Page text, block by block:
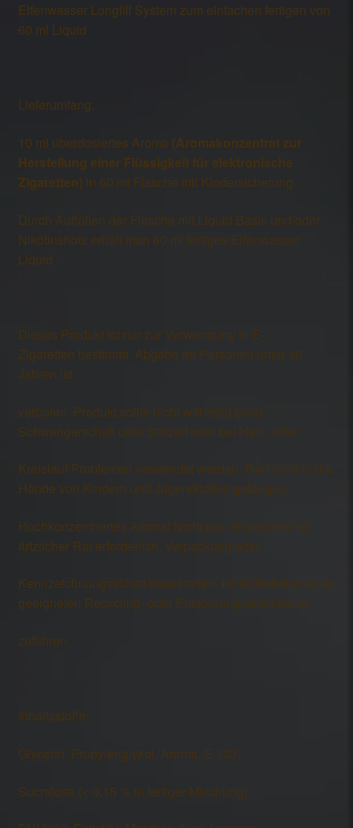
Elfenwasser Longfill System zum einfachen fertigen von
60 ml Liquid
Lieferumfang:
10 ml überdosiertes Aroma (Aromakonzentrat zur
Herstellung einer Flüssigkeit für elektronische
Zigaretten) in 60 ml Flasche mit Kindersicherung.
Durch Auffüllen der Flasche mit Liquid Basis und/oder
Nikotinshots erhält man 60 ml fertiges Elfenwasser
Liquid .
Dieses Produkt ist nur zur Verwendung in E-
Zigaretten bestimmt. Abgabe an Personen unter 18
Jahren ist
verboten. Produkt sollte nicht während einer
Schwangerschaft oder Stillzeit oder bei Herz- oder
Kreislauf Problemen verwendet werden. Darf nicht in die
Hände von Kindern und Jugendlichen gelangen.
Hochkonzentriertes Aroma! Nicht pur verwenden! Ist
ärtzlicher Rat erforderlich, Verpackung oder
Kennzeichnungsetikett bereithalten. Inhalt/Behälter einer
geeigneten Recycling- oder Entsorgungseinrichtung
zuführen.
Inhaltsstoffe:
Glycerin, Propylenglykol, Aroma, E 133,
Sucralose (< 0,15 % in fertiger Mischung),